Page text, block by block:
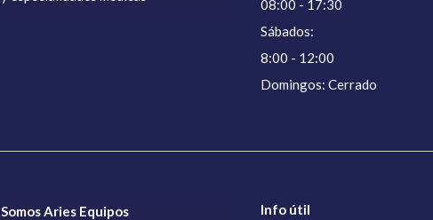
08:00 - 17:30
Sábados:
8:00 - 12:00
Domingos: Cerrado
Somos Aries Equipos Info útil